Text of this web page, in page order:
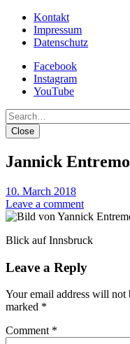
Kontakt
Impressum
Datenschutz
Facebook
Instagram
YouTube
Search
Close
Jannick
10. March 2018
Leave a comment
Blick auf Innsbruck
Leave a Reply
Your email address will not
marked *
Comment *